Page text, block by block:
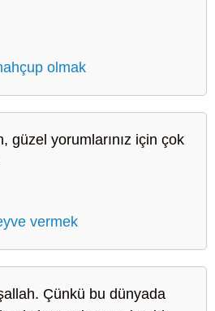
olmak
güzel yorumlarınız için çok
vermek
Çünkü bu dünyada